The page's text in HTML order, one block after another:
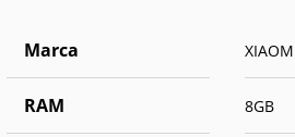
Marca
RAM 8GB